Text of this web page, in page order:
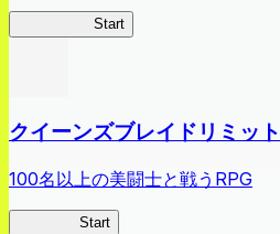
Start
クイーンズブレイドリミッ
100名以上の美闘士と戦うRPG
Start